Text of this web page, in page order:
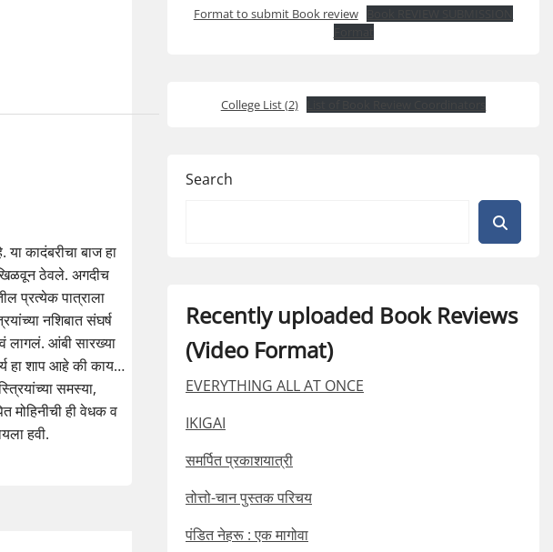
कादंबरीचा बाज हा
खिळवून ठेवले. अगदीच
प्रत्येक पात्राला
नशिबात संघर्ष
लागलं. आंबी सारख्या
हा शाप आहे की काय…
समस्या,
मोहिनीची ही वेधक व
हवी.
Format to submit Book review
College List (2)
Search
Recently uploaded Book Reviews
(Video Format)
EVERYTHING ALL AT ONCE
IKIGAI
समर्पित प्रकाशयात्री
तोत्तो-चान पुस्तक परिचय
पंडित नेहरू : एक मागोवा